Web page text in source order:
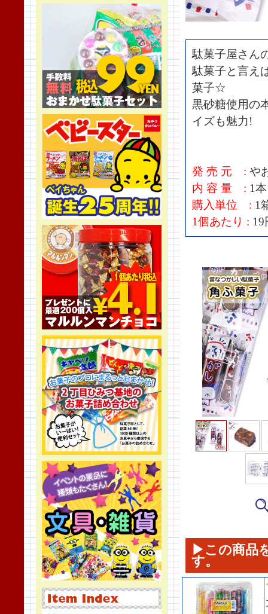
駄菓子屋さん
駄菓子と言え
菓子☆
黒砂糖使用の
イズも魅力!
発 売 元 : や
内 容 量 : 1本
購入単位 : 1
1個あたり : 19
▶この商品
す。